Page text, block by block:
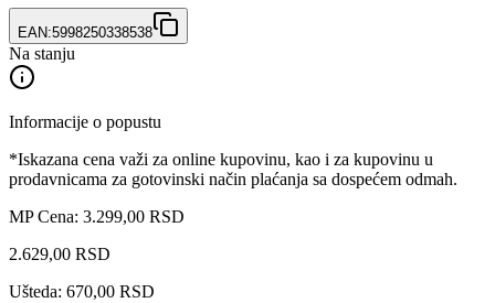
EAN:5998250338538
Na stanju
Informacije o popustu
*Iskazana cena važi za online kupovinu, kao i za kupovinu u
prodavnicama za gotovinski način plaćanja sa dospećem odmah.
MP Cena: 3.299,00 RSD
2.629,00 RSD
Ušteda: 670,00 RSD